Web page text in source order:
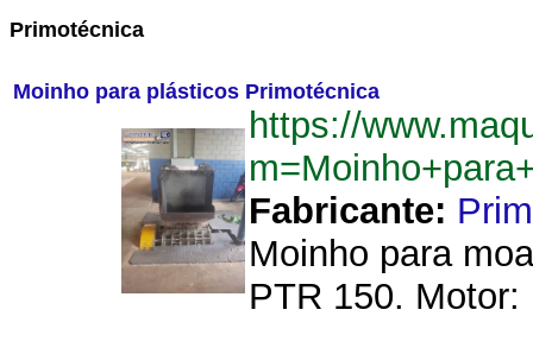
Primotécnica
Moinho para plásticos Primotécnica
https://
Fabricante:
Moinho para
PTR 150.